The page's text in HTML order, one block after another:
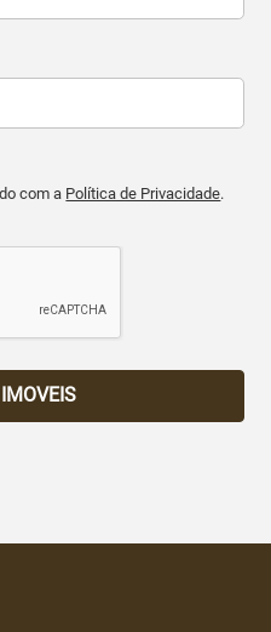
com a Política de Privacidade.